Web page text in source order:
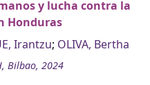
y lucha contra la
Honduras
Irantzu; OLIVA, Bertha
Bilbao, 2024